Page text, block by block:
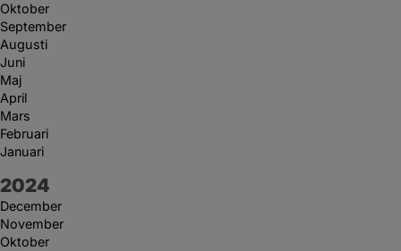
Oktober
September
Augusti
Juni
Maj
April
Mars
Februari
Januari
År:
2024
December
November
Oktober